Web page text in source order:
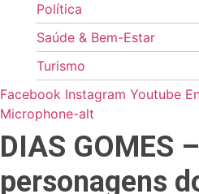
Política
Saúde & Bem-Estar
Turismo
Facebook Instagram Youtube
Microphone-alt
DIAS GOMES
personagens